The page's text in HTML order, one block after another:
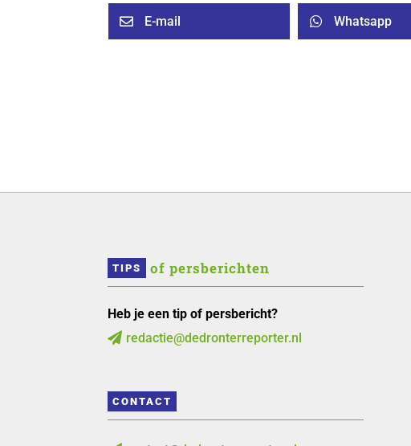
 E-mail  Whatsapp
TIPS of persberichten
Heb je een tip of persbericht?
 redactie@dedronterreporter.nl
CONTACT